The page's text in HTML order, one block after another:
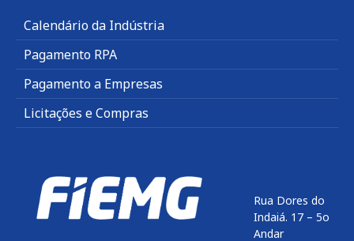
Calendário da Indústria
Pagamento RPA
Pagamento a Empresas
Licitações e Compras
Rua Dores do
Indaiá. 17 – 5o
Andar